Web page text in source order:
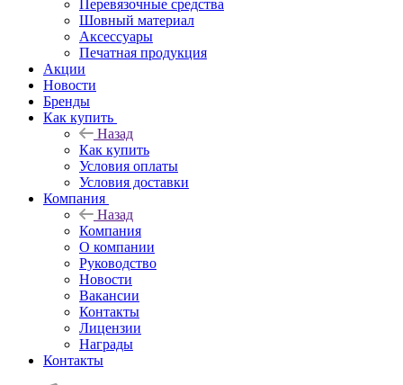
Перевязочные средства
Шовный материал
Аксессуары
Печатная продукция
Акции
Новости
Бренды
Как купить
Назад
Как купить
Условия оплаты
Условия доставки
Компания
Назад
Компания
О компании
Руководство
Новости
Вакансии
Контакты
Лицензии
Награды
Контакты